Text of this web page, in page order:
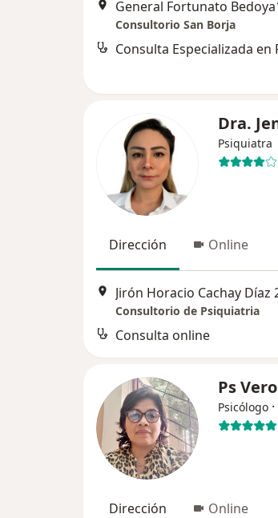
Consultorio San Borja
Dra.
Psiquiatra
Dirección Online
Consultorio de Psiquiatria
Consulta online
Ps
Psicólogo ·
Dirección Online